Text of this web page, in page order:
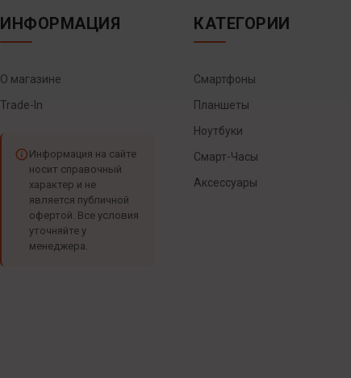
ИНФОРМАЦИЯ
О магазине
Trade-In
Информация на сайте
носит справочный
характер и не
является публичной
офертой. Все условия
уточняйте у
менеджера.
КАТЕГОРИИ
Смартфоны
Планшеты
Ноутбуки
Смарт-Часы
Аксессуары